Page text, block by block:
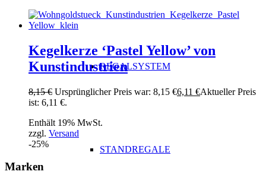
REGALSYSTEM
STANDREGALE
Kegelkerze ‘Pastel Yellow’ von
Kunstindustrien
8,15€ Ursprünglicher Preis war: 8,15 €6,11 €Aktueller Preis
ist: 6,11 €.
Enthält 19% MwSt.
zzgl. Versand
-25%
Marken